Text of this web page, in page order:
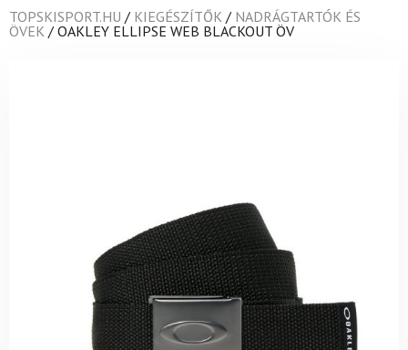
TOPSKISPORT.HU / KIEGÉSZÍTŐK / NADRÁGTARTÓK ÉS
ÖVEK / OAKLEY ELLIPSE WEB BLACKOUT ÖV